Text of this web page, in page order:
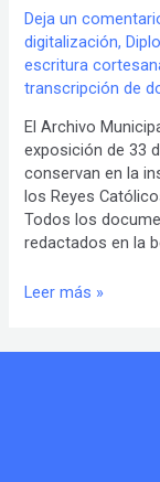
Deja un
digitalización,
escritura
transcripción de
El Archivo
exposición de 33
conservan en la
los Reyes
Todos los
redactados en la
Exposición.
Leer más »